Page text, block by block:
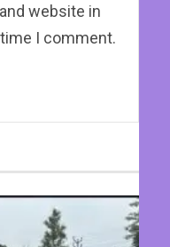
website in
I comment.